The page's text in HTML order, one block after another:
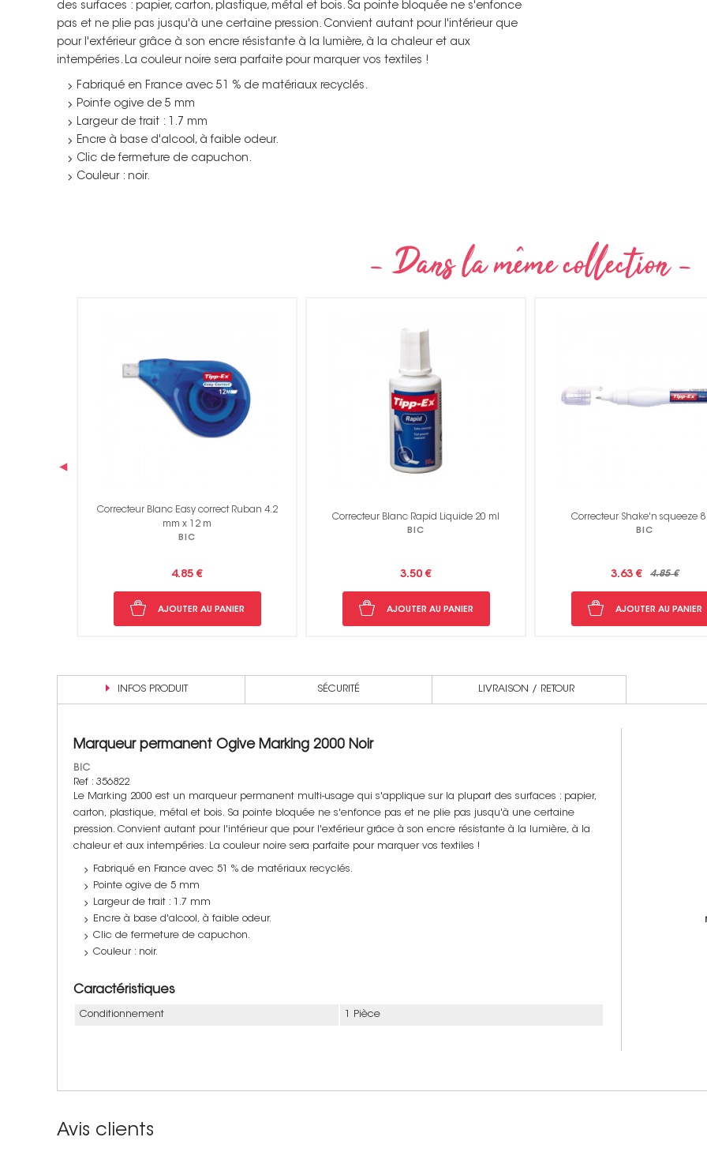
des surfaces : papier, carton, plastique, métal et bois. Sa pointe bloquée ne s'enfonce
pas et ne plie pas jusqu'à une certaine pression. Convient autant pour l'intérieur que
pour l'extérieur grâce à son encre résistante à la lumière, à la chaleur et aux
intempéries. La couleur noire sera parfaite pour marquer vos textiles !
Fabriqué en France avec 51 % de matériaux recyclés.
Pointe ogive de 5 mm
Largeur de trait : 1.7 mm
Encre à base d'alcool, à faible odeur.
Clic de fermeture de capuchon.
Couleur : noir.
Correcteur Blanc Easy correct Ruban 4.2
mm x 12 m
BIC
4.85 €
AJOUTER AU PANIER
Correcteur Blanc Rapid Liquide 20 ml
BIC
3.50 €
AJOUTER AU PANIER
Correcteur Shake'n squeeze 8
BIC
4.85 €
3.63 €
AJOUTER AU PANIER
‹
INFOS PRODUIT SÉCURITÉ LIVRAISON / RETOUR
Marqueur permanent Ogive Marking 2000 Noir
BIC
Ref : 356822
Le Marking 2000 est un marqueur permanent multi-usage qui s'applique sur la plupart des surfaces : papier,
carton, plastique, métal et bois. Sa pointe bloquée ne s'enfonce pas et ne plie pas jusqu'à une certaine
pression. Convient autant pour l'intérieur que pour l'extérieur grâce à son encre résistante à la lumière, à la
chaleur et aux intempéries. La couleur noire sera parfaite pour marquer vos textiles !
Fabriqué en France avec 51 % de matériaux recyclés.
Pointe ogive de 5 mm
Largeur de trait : 1.7 mm
Encre à base d'alcool, à faible odeur.
Clic de fermeture de capuchon.
Couleur : noir.
Caractéristiques
Conditionnement 1 Pièce
Avis clients